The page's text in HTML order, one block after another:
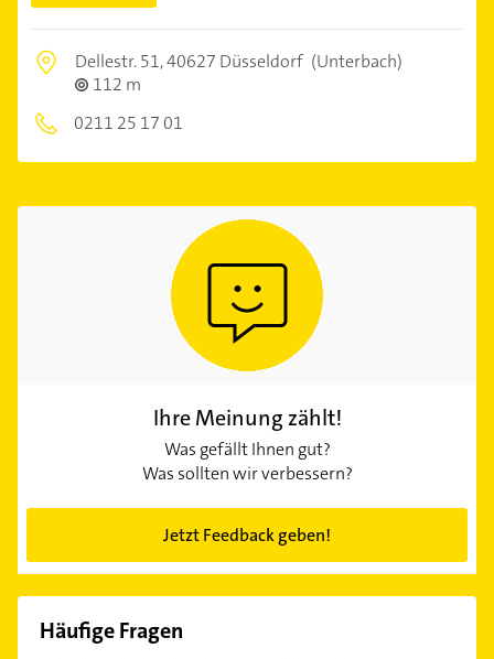
Dellestr. 51,40627 Düsseldorf (Unterbach)
112 m
0211 25 17 01
Ihre Meinung zählt!
Was gefällt Ihnen gut?
Was sollten wir verbessern?
Jetzt Feedback geben!
Häufige Fragen